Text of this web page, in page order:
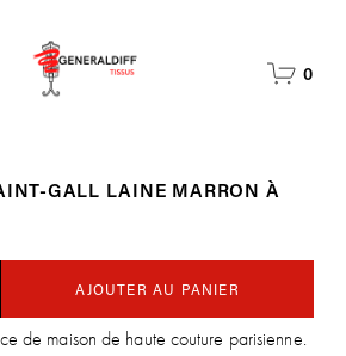
0
GALL LAINE MARRON À
AJOUTER AU PANIER
de maison de haute couture parisienne.